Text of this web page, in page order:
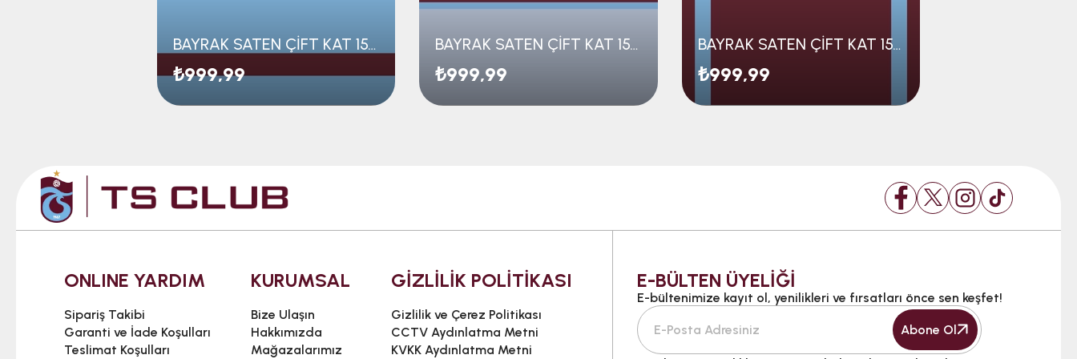
BAYRAK SATEN ÇİFT KAT 150*100
₺999,99
BAYRAK SATEN ÇİFT KAT 150*100
₺999,99
BAYRAK SATEN ÇİFT KAT 150*100
₺999,99
ONLINE YARDIM
Sipariş Takibi
Garanti ve İade Koşulları
Teslimat Koşulları
KURUMSAL
Bize Ulaşın
Hakkımızda
Mağazalarımız
GİZLİLİK POLİTİKASI
Gizlilik ve Çerez Politikası
CCTV Aydınlatma Metni
KVKK Aydınlatma Metni
E-BÜLTEN ÜYELİĞİ
E-bültenimize kayıt ol, yenilikleri ve fırsatları önce sen keşfet!
Abone Ol